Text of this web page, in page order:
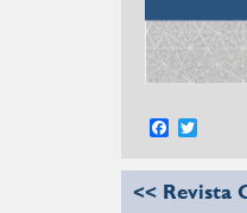
Facebook
<< Revista